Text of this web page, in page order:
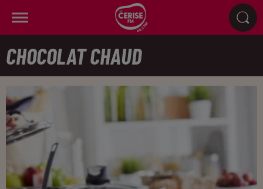
CHOCOLAT CHAUD